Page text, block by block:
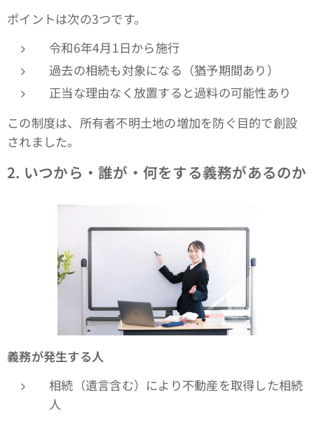
ポイントは次の3つです。
令和6年4月1日から施行
過去の相続も対象になる（猶予期間あり）
正当な理由なく放置すると過料の可能性あり
この制度は、所有者不明土地の増加を防ぐ目的で創設
されました。
2. いつから・誰が・何をする義務があるのか
義務が発生する人
相続（遺言含む）により不動産を取得した相続
人